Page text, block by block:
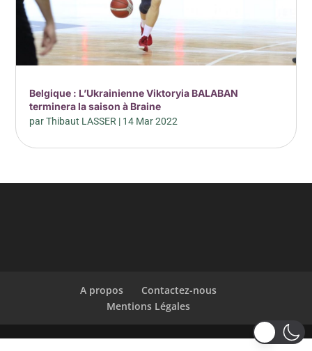
Belgique : L’Ukrainienne Viktoryia BALABAN
terminera la saison à Braine
parThibaut LASSER | 14 Mar 2022
A propos
Contactez-nous
Mentions Légales